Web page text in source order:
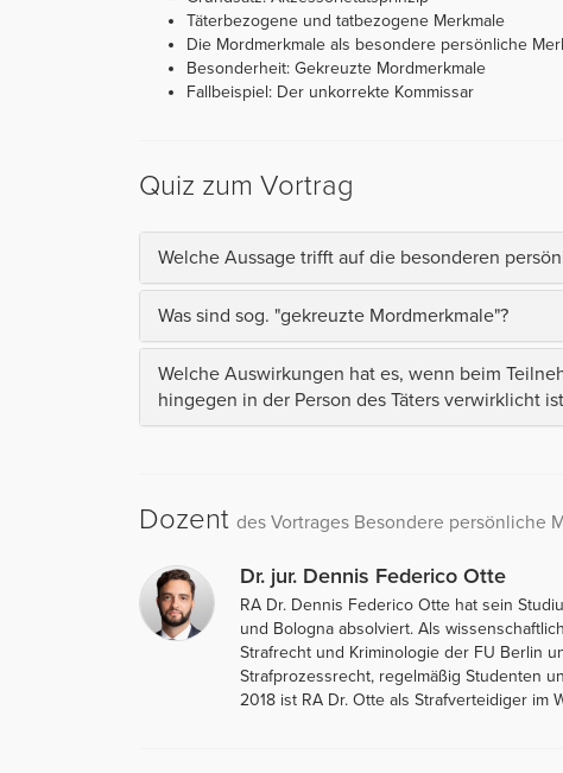
Täterbezogene und tatbezogene Merkmale
Die Mordmerkmale als besondere persönliche
Besonderheit: Gekreuzte Mordmerkmale
Fallbeispiel: Der unkorrekte Kommissar
Quiz zum Vortrag
Welche Aussage trifft auf die besonderen
Was sind sog. "gekreuzte Mordmerkmale"?
Welche Auswirkungen hat es, wenn beim
hingegen in der Person des Täters verwirklicht
Dozent des Vortrages Besondere persönliche
Dr. jur. Dennis Federico Otte
RA Dr. Dennis Federico Otte hat sein
und Bologna absolviert. Als
Strafrecht und Kriminologie der FU Berlin
Strafprozessrecht, regelmäßig Studenten
2018 ist RA Dr. Otte als Strafverteidiger im